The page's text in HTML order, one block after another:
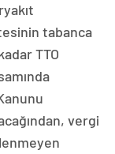
tabanca
TTO
vergi